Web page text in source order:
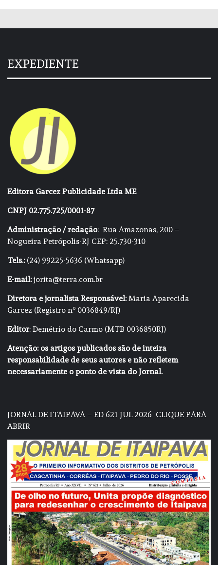
EXPEDIENTE
Editora Garcez Publicidade Ltda ME
CNPJ 02.775.725/0001-87
Administração / redação: Rua Amazonas, 200 –
Nogueira Petrópolis-RJ CEP: 25.730-310
Tels.:(24) 99225-5636 (Whatsapp)
E-mail:jorita@terra.com.br
Diretora e jornalista Responsável:Maria Aparecida
Garcez (Registro nº 0036849/RJ)
Editor: Demétrio do Carmo (MTB 0036850RJ)
Atenção: os artigos publicados são de inteira
responsabilidade de seus autores e não refletem
necessariamente o ponto de vista do Jornal.
JORNAL DE ITAIPAVA – ED 621 JUL 2026 CLIQUE PARA
ABRIR